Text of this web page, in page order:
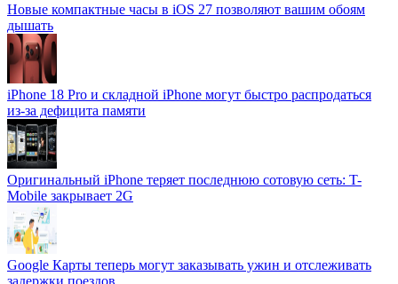
Новые компактные часы в iOS 27 позволяют вашим обоям
дышать
iPhone 18 Pro и складной iPhone могут быстро распродаться
из-за дефицита памяти
Оригинальный iPhone теряет последнюю сотовую сеть: T-
Mobile закрывает 2G
Google Карты теперь могут заказывать ужин и отслеживать
задержки поездов